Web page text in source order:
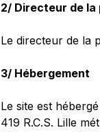
2/ Directeur de la
Le directeur de la
3/ Hébergement
Le site est
419 R.C.S. Lille